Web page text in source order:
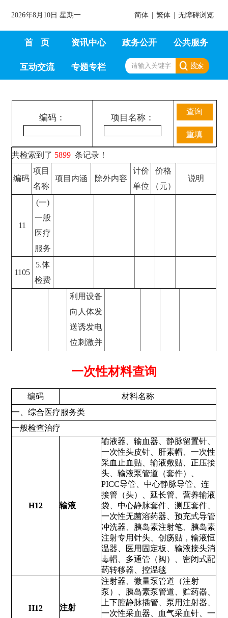
2026年8月10日 星期一 简体 | 繁体 | 无障碍浏览
首 页 资讯中心 政务公开 公共服务
互动交流 专题专栏
编码： 项目名称：
一次性材料查询
编码
材料名称
一、综合医疗服务类
一般检查治疗
H12 输液
输液器、输血器、静脉留置针、
一次性头皮针、肝素帽、一次性
采血止血贴、输液敷贴、正压接
头、输液泵管道（套件）、
PICC导管、中心静脉导管、连
接管（头）、延长管、营养输液
袋、中心静脉套件、测压套件、
一次性无菌溶药器、预充式导管
冲洗器、胰岛素注射笔、胰岛素
注射专用针头、创疡贴，输液恒
温器、医用固定板、输液接头消
毒帽、多通管（阀）、密闭式配
药转移器、控温毯
H12 注射
注射器、微量泵管道（注射
泵）、胰岛素泵管道、贮药器、
上下腔静脉插管、泵用注射器、
一次性采血器、血气采血针、一